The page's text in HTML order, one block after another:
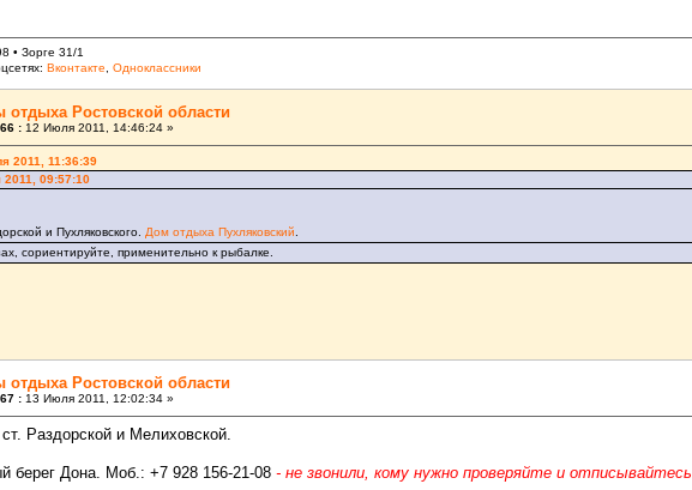
• Зорге 31/1
Вконтакте Одноклассники
отдыха Ростовской области
: 12 Июля 2011, 14:46:24 »
2011, 11:36:39
09:57:10
и Пухляковского. Дом отдыха Пухляковский
сориентируйте, применительно к рыбалке.
отдыха Ростовской области
: 13 Июля 2011, 12:02:34 »
Раздорской и Мелиховской.
берег Дона. Моб.: +7 928 156-21-08 - не звонили, кому нужно проверяйте и отписывайтесь